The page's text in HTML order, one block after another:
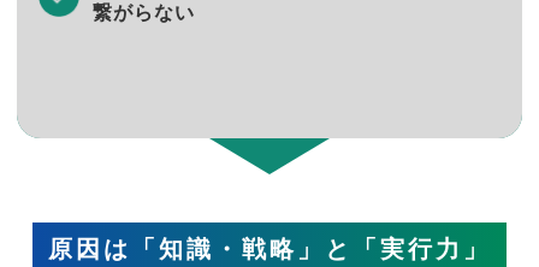
繋がらない
原因は「知識・戦略」と「実行力」